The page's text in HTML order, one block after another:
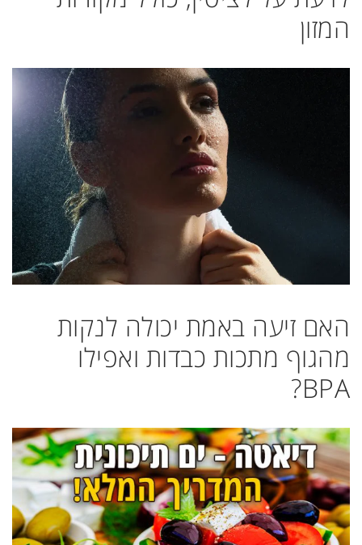
המזון
האם זיעה באמת יכולה לנקות
מהגוף מתכות כבדות ואפילו
BPA?